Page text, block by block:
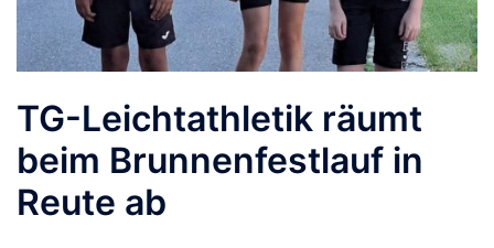
TG-Leichtathletik räumt
beim Brunnenfestlauf in
Reute ab